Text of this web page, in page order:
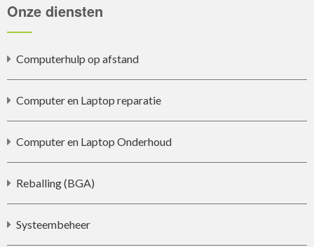
Onze diensten
Computerhulp op afstand
Computer en Laptop reparatie
Computer en Laptop Onderhoud
Reballing (BGA)
Systeembeheer